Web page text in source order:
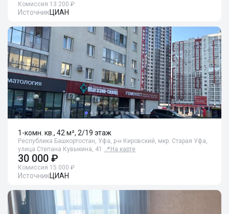
Комиссия 13 200 ₽
ИсточникЦИАН
1-комн. кв., 42 м², 2/19 этаж
Республика Башкортостан, Уфа, р-н Кировский, мкр. Старая Уфа,
улица Степана Кувыкина, 41
📍 На карте
30 000 ₽
Комиссия 15 000 ₽
ИсточникЦИАН